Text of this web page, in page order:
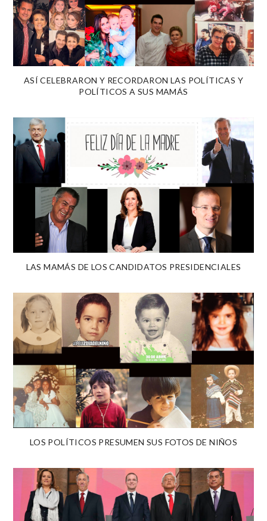
ASÍ CELEBRARON Y RECORDARON LAS POLÍTICAS Y
POLÍTICOS A SUS MAMÁS
LAS MAMÁS DE LOS CANDIDATOS PRESIDENCIALES
LOS POLÍTICOS PRESUMEN SUS FOTOS DE NIÑOS